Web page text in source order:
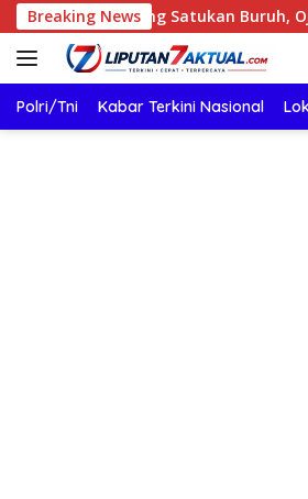
Langsung
ke
konten
Breaking News
Satukan Buruh, Ojol, TNI
Polri/Tni Kabar Terkini Nasional